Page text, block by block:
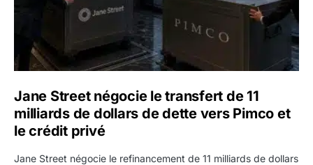
Jane Street négocie le transfert de 11
milliards de dollars de dette vers Pimco et
le crédit privé
Jane Street négocie le refinancement de 11 milliards de dollars